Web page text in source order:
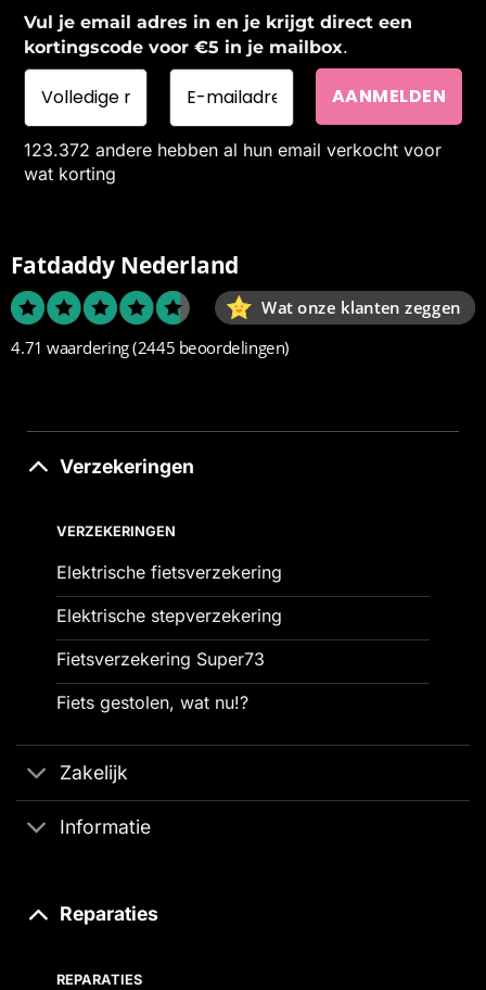
Vul je email adres in en je krijgt direct een
kortingscode voor €5 in je mailbox.
123.372 andere hebben al hun email verkocht voor
wat korting
Fatdaddy Nederland
Wat onze klanten zeggen
4.71 waardering(2445 beoordelingen)
Verzekeringen
VERZEKERINGEN
Elektrische fietsverzekering
Elektrische stepverzekering
Fietsverzekering Super73
Fiets gestolen, wat nu!?
Zakelijk
Informatie
Reparaties
REPARATIES